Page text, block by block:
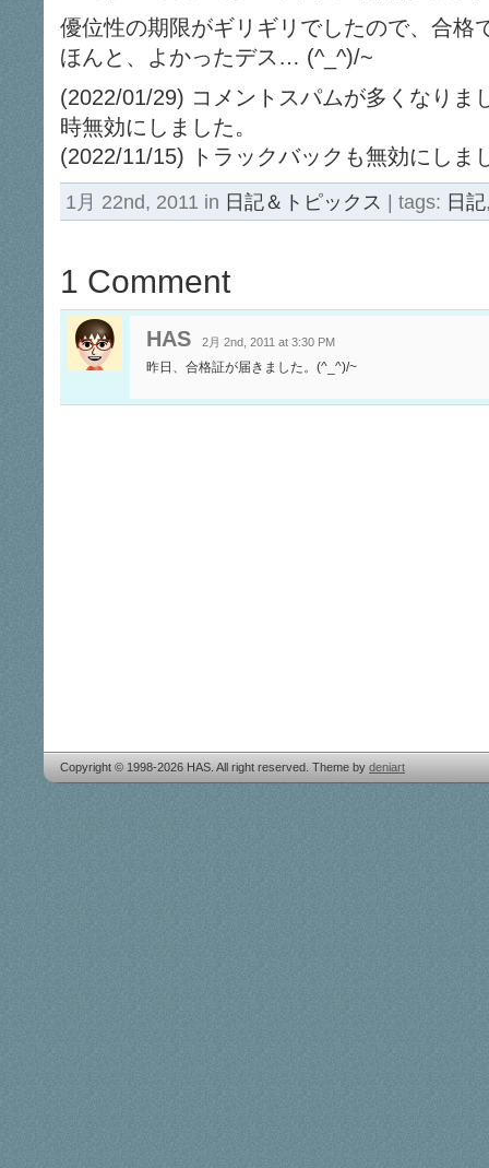
優位性の期限がギリギリでしたので、合格
ほんと、よかったデス… (^_^)/~
(2022/01/29) コメントスパムが多くなりま
時無効にしました。
(2022/11/15) トラックバックも無効にしま
1月 22nd, 2011 in 日記＆トピックス | tags: 日記
1 Comment
HAS 2月 2nd, 2011 at 3:30 PM
昨日、合格証が届きました。(^_^)/~
Copyright © 1998-2026 HAS. All right reserved. Theme by deniart